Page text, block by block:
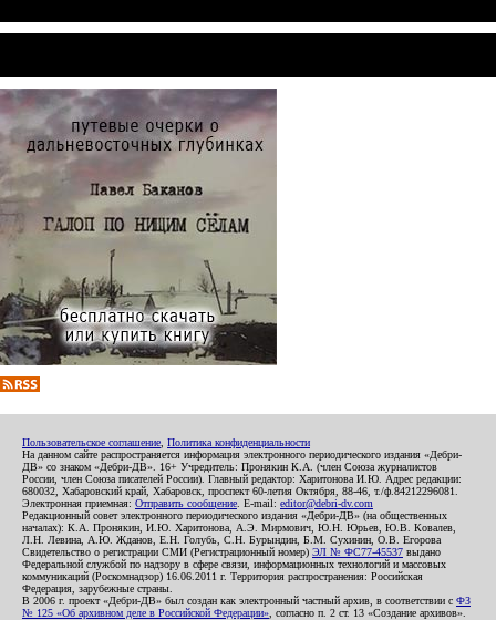
Пользовательское соглашение Политика конфиденциальности
На данном сайте распространяется информация электронного периодического издания «Дебри-
ДВ» со знаком «Дебри-ДВ». 16+ Учредитель: Пронякин К.А. (член Союза журналистов
России, член Союза писателей России). Главный редактор: Харитонова И.Ю. Адрес редакции:
680032, Хабаровский край, Хабаровск, проспект 60-летия Октября, 88-46, т./ф.84212296081.
Электронная приемная: Отправить сообщение . E-mail: editor@debri-dv.com
Редакционный совет электронного периодического издания «Дебри-ДВ» (на общественных
началах): К.А. Пронякин, И.Ю. Харитонова, А.Э. Мирмович, Ю.Н. Юрьев, Ю.В. Ковалев,
Л.Н. Левина, А.Ю. Жданов, Е.Н. Голубь, С.Н. Бурындин, Б.М. Сухинин, О.В. Егорова
Свидетельство о регистрации СМИ (Регистрационный номер) ЭЛ № ФС77-45537 выдано
Федеральной службой по надзору в сфере связи, информационных технологий и массовых
коммуникаций (Роскомнадзор) 16.06.2011 г. Территория распространения: Российская
Федерация, зарубежные страны.
В 2006 г. проект «Дебри-ДВ» был создан как электронный частный архив, в соответствии с ФЗ
№ 125 «Об архивном деле в Российской Федерации» , согласно п. 2 ст. 13 «Создание архивов».